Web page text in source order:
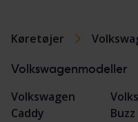
Køretøjer
Volkswagenmodeller
Volkswagen
Caddy
Buzz